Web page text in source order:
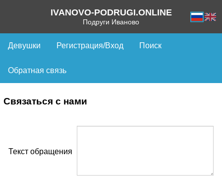
IVANOVO-PODRUGI.ONLINE
Подруги Иваново
Девушки Регистрация/Вход Поиск
Обратная связь
Связаться с нами
Текст обращения